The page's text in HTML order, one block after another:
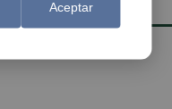
Aceptar